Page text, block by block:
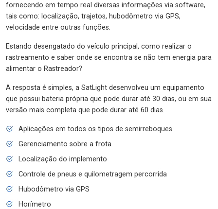
fornecendo em tempo real diversas informações via software,
tais como: localização, trajetos, hubodômetro via GPS,
velocidade entre outras funções.
Estando desengatado do veículo principal, como realizar o
rastreamento e saber onde se encontra se não tem energia para
alimentar o Rastreador?
A resposta é simples, a SatLight desenvolveu um equipamento
que possui bateria própria que pode durar até 30 dias, ou em sua
versão mais completa que pode durar até 60 dias.
Aplicações em todos os tipos de semirreboques
Gerenciamento sobre a frota
Localização do implemento
Controle de pneus e quilometragem percorrida
Hubodômetro via GPS
Horímetro